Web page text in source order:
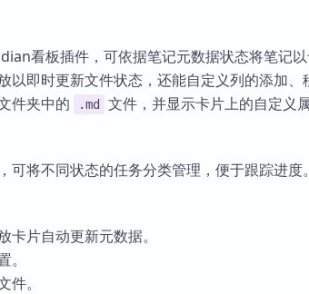
看板插件，可依据笔记元数据状态将笔记
以即时更新文件状态，还能自定义列的添加、
件夹中的
.md 文件，并显示卡片上的自定义属
将不同状态的任务分类管理，便于跟踪进度。
片自动更新元数据。
。